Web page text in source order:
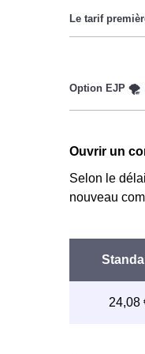
réduire sa
fournisseurs
implique
le prix est
Ouvrir un
Selon le
nouveau